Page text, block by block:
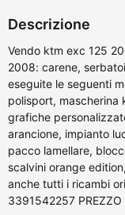
Descrizione
Vendo ktm exc 125
2008: carene,
eseguite le seguenti
polisport,
grafiche
arancione, impianto
pacco lamellare,
scalvini orange
anche tutti i ricambi
3391542257 PREZZO